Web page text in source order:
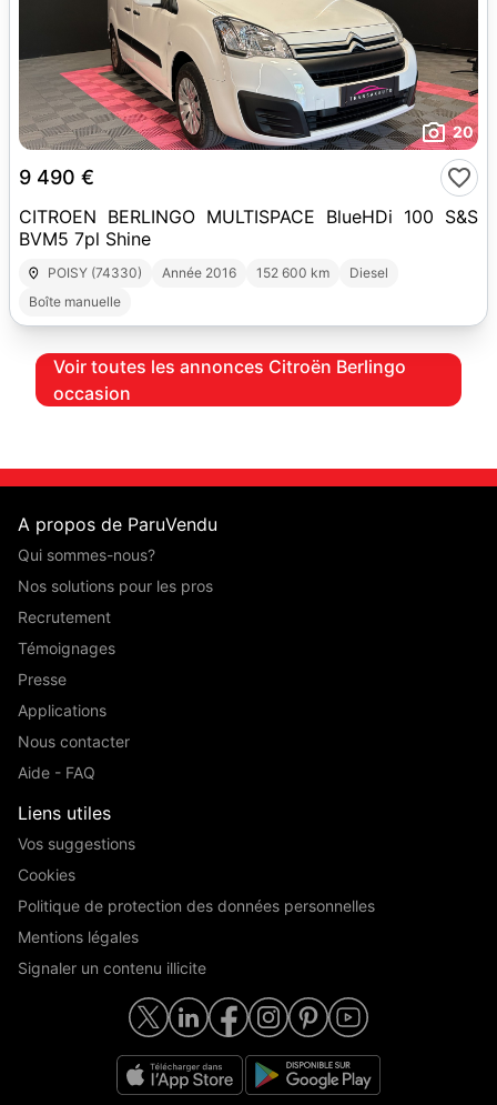
20
9 490 €
CITROEN BERLINGO MULTISPACE BlueHDi 100 S&S
BVM5 7pl Shine
POISY (74330) Année 2016 152 600 km
Diesel
Boîte manuelle
Voir toutes les annonces Citroën Berlingo
occasion
A propos de ParuVendu
Qui sommes-nous?
Nos solutions pour les pros
Recrutement
Témoignages
Presse
Applications
Nous contacter
Aide - FAQ
Liens utiles
Vos suggestions
Cookies
Politique de protection des données personnelles
Mentions légales
Signaler un contenu illicite